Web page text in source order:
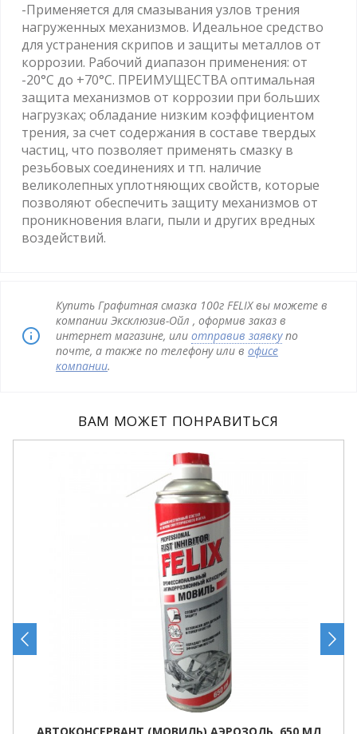
-Применяется для смазывания узлов трения
нагруженных механизмов. Идеальное средство
для устранения скрипов и защиты металлов от
коррозии. Рабочий диапазон применения: от
-20°С до +70°С. ПРЕИМУЩЕСТВА оптимальная
защита механизмов от коррозии при больших
нагрузках; обладание низким коэффициентом
трения, за счет содержания в составе твердых
частиц, что позволяет применять смазку в
резьбовых соединениях и тп. наличие
великолепных уплотняющих свойств, которые
позволяют обеспечить защиту механизмов от
проникновения влаги, пыли и других вредных
воздействий.
Купить Графитная смазка 100г FELIX вы можете в
компании Эксклюзив-Ойл , оформив заказ в
интернет магазине, или отправив заявкупо
почте, а также по телефону или в офисе
компании.
ВАМ МОЖЕТ ПОНРАВИТЬСЯ